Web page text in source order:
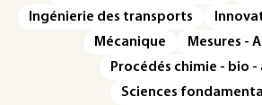
Ingénierie des transports
Mécanique
Mesures -
Procédés chimie - bio -
Sciences